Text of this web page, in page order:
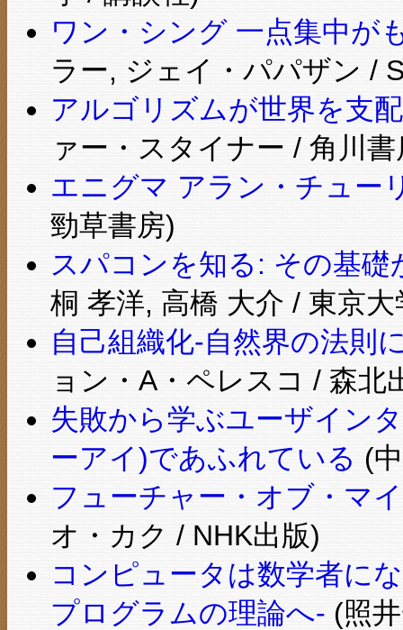
ワン・シング 一点集中が
ラー, ジェイ・パパザン /
アルゴリズムが世界を支
ァー・スタイナー / 角川書
エニグマ アラン・チュー
勁草書房)
スパコンを知る: その基
桐 孝洋, 高橋 大介 / 東京
自己組織化-自然界の法則
ョン・A・ペレスコ / 森北
失敗から学ぶユーザイン
ーアイ)であふれている (
フューチャー・オブ・マ
オ・カク / NHK出版)
コンピュータは数学者に
プログラムの理論へ- (照